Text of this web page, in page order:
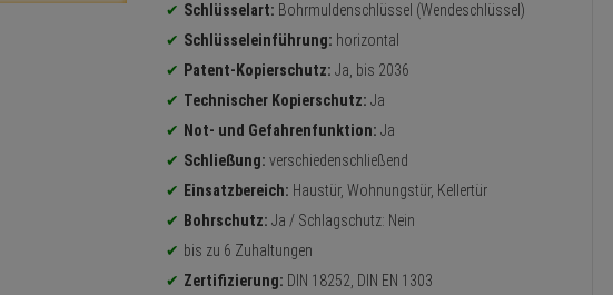
Schlüsselart: Bohrmuldenschlüssel (Wendeschlüssel)
Schlüsseleinführung: horizontal
Patent-Kopierschutz: Ja, bis 2036
Technischer Kopierschutz: Ja
Not- und Gefahrenfunktion: Ja
Schließung: verschiedenschließend
Einsatzbereich: Haustür, Wohnungstür, Kellertür
Bohrschutz: Ja / Schlagschutz: Nein
bis zu 6 Zuhaltungen
Zertifizierung: DIN 18252, DIN EN 1303